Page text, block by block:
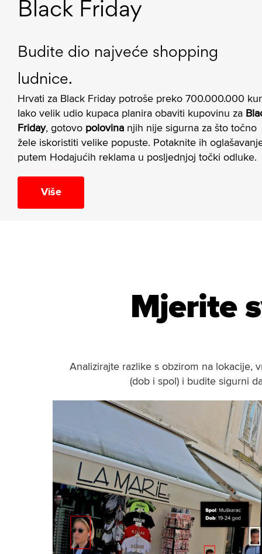
Black Friday
Budite dio najveće shopping
ludnice.
Hrvati za Black Friday potroše preko 700.000.000
Iako velik udio kupaca planira obaviti kupovinu za
Friday, gotovo polovina njih nije sigurna za što točno
žele iskoristiti velike popuste. Potaknite ih
putem Hodajućih reklama u posljednjoj točki odluke.
Više
Mjerite
Analizirajte razlike s obzirom na lokacije,
(dob i spol) i budite sigurni